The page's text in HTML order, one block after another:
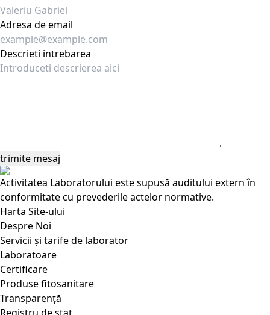
Adresa de email
Descrieti intrebarea
Activitatea Laboratorului este supusă auditului extern în
conformitate cu prevederile actelor normative.
Harta Site-ului
Despre Noi
Servicii și tarife de laborator
Laboratoare
Certificare
Produse fitosanitare
Transparență